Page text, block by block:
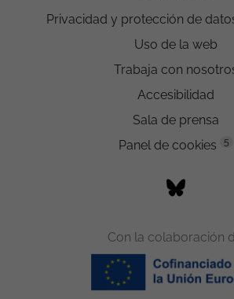
Privacidad y protección de
Uso de la web
Trabaja con
Accesibilidad
Sala de prensa
Panel de cookies
5
Con la colaboración